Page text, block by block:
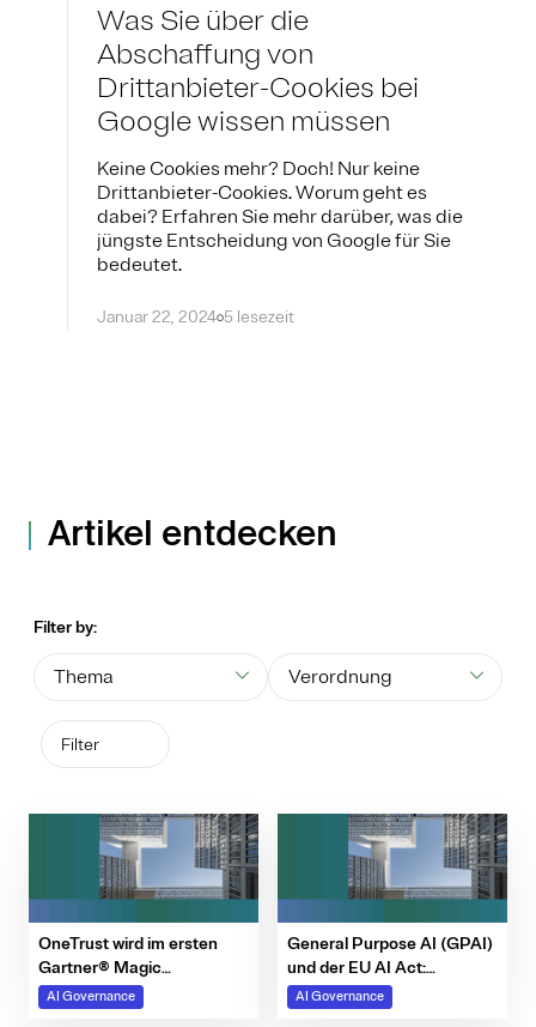
Was Sie über die
Abschaffung von
Drittanbieter-Cookies bei
Google wissen müssen
Keine Cookies mehr? Doch! Nur keine
Drittanbieter-Cookies. Worum geht es
dabei? Erfahren Sie mehr darüber, was die
jüngste Entscheidung von Google für Sie
bedeutet.
Januar 22, 2024 5 lesezeit
Artikel entdecken
Filter by:
Thema Verordnung
Filter
OneTrust wird im ersten
Gartner® Magic
Quadrant™ für KI-
Governance-Plattformen
AI Governance
General Purpose AI (GPAI)
und der EU AI Act:
Governance und
Compliance für
AI Governance